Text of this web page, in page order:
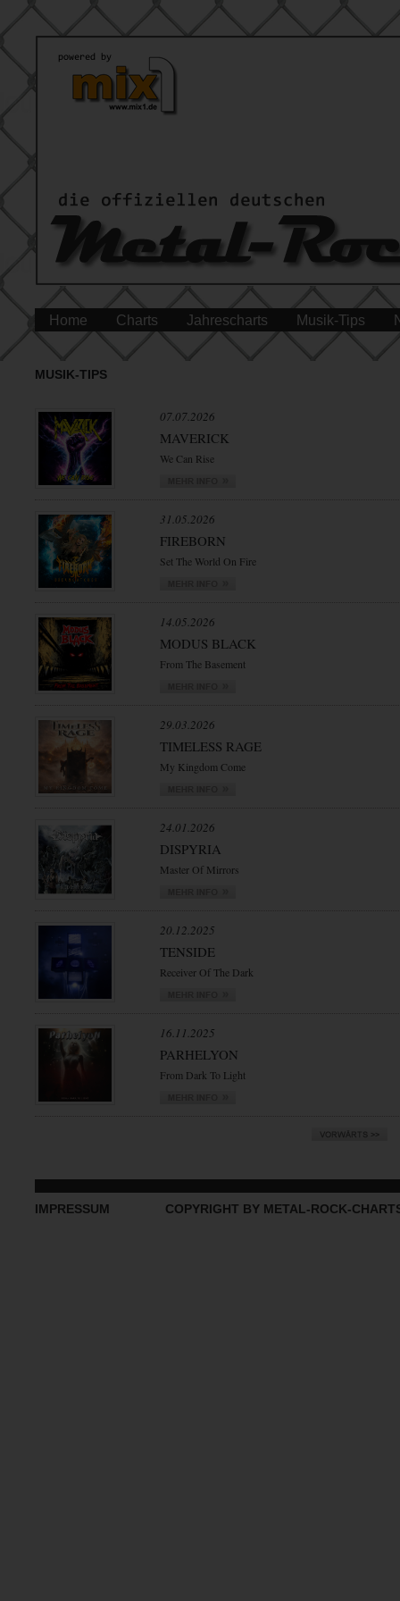
Home Charts Jahrescharts Musik-Tips
MUSIK-TIPS
07.07.2026
MAVERICK
We Can Rise
31.05.2026
FIREBORN
Set The World On Fire
14.05.2026
MODUS BLACK
From The Basement
29.03.2026
TIMELESS RAGE
My Kingdom Come
24.01.2026
DISPYRIA
Master Of Mirrors
20.12.2025
TENSIDE
Receiver Of The Dark
16.11.2025
PARHELYON
From Dark To Light
IMPRESSUM COPYRIGHT BY METAL-ROCK-